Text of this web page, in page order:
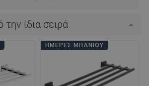
ίδια σειρά
ΗΜΈΡΕΣ ΜΠΆΝΙΟΥ